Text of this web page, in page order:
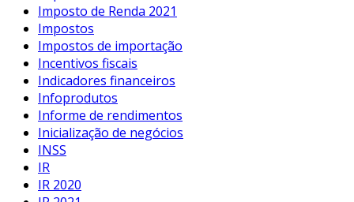
Imposto de Renda 2021
Impostos
Impostos de importação
Incentivos fiscais
Indicadores financeiros
Infoprodutos
Informe de rendimentos
Inicialização de negócios
INSS
IR
IR 2020